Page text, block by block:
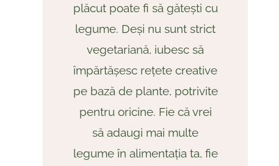
plăcut poate fi să gătești cu
legume. Deși nu sunt strict
vegetariană, iubesc să
împărtășesc rețete creative
pe bază de plante, potrivite
pentru oricine. Fie că vrei
să adaugi mai multe
legume în alimentația ta, fie